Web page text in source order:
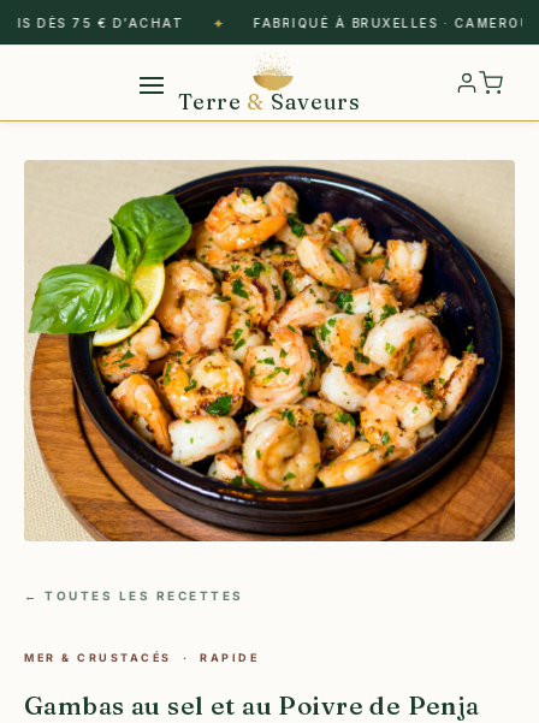
DÈS 75 € D’ACHAT FABRIQUÉ À BRUXELLES · CAMEROUN
Terre & Saveurs
← TOUTES LES RECETTES
MER & CRUSTACÉS · RAPIDE
Gambas au sel et au Poivre de Penja